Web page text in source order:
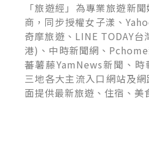
「旅遊經」為專業旅遊新
商，同步授權女子漾、
奇摩旅遊、LINE TODAY
港)、中時新聞網、
蕃薯藤YamNews新聞、
三地各大主流入口網站及
面提供最新旅遊、住宿、美